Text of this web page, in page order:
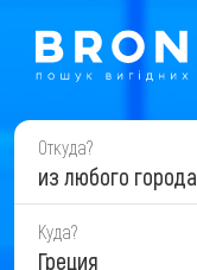
Откуда?
из любого города
Куда?
Греция